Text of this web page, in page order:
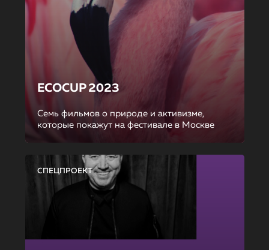
ECOCUP 2023
Семь фильмов о природе и активизме,
которые покажут на фестивале в Москве
СПЕЦПРОЕКТ